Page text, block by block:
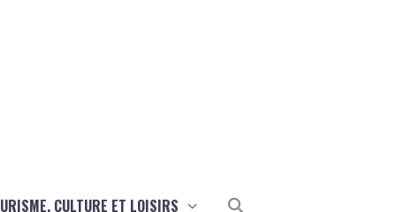
CULTURE ET LOISIRS Rechercher